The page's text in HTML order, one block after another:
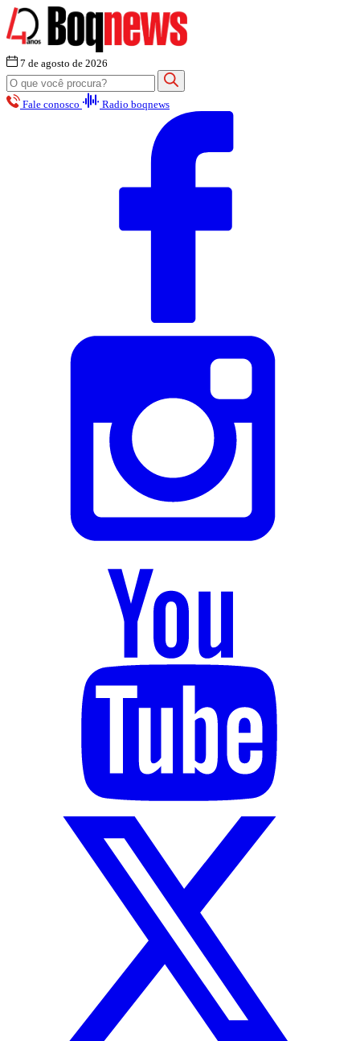
7 de agosto de 2026
Fale conosco Radio boqnews